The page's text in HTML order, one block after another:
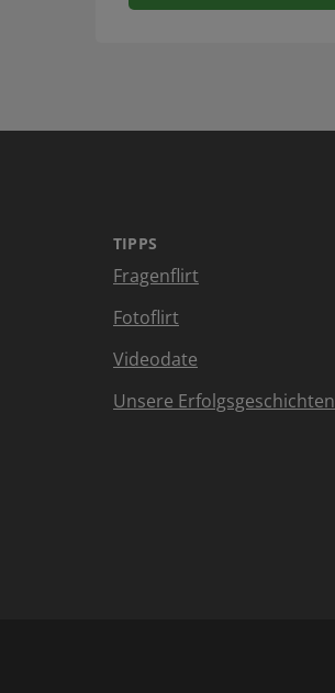
TIPPS
Fragenflirt
Fotoflirt
Videodate
Unsere Erfolgsgeschichten